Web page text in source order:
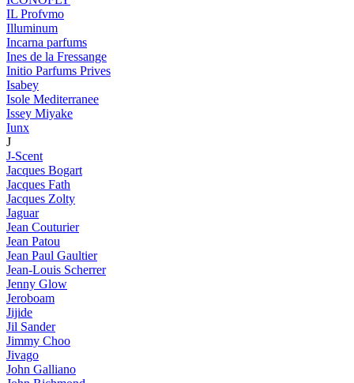
IL Profvmo
Illuminum
Incarna parfums
Ines de la Fressange
Initio Parfums Prives
Isabey
Isole Mediterranee
Issey Miyake
Iunx
J
J-Scent
Jacques Bogart
Jacques Fath
Jacques Zolty
Jaguar
Jean Couturier
Jean Patou
Jean Paul Gaultier
Jean-Louis Scherrer
Jenny Glow
Jeroboam
Jijide
Jil Sander
Jimmy Choo
Jivago
John Galliano